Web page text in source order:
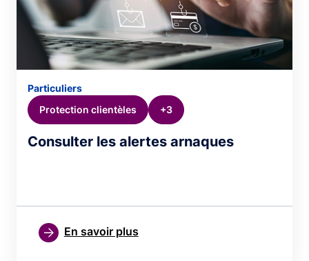
Consulter les alertes arnaques
Particuliers
Protection clientèles
+3
En savoir plus